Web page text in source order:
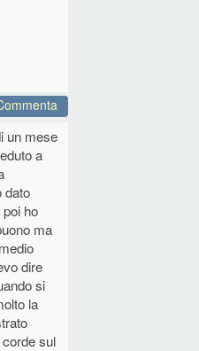
un mese
a
dato
ho
ma
dire
si
la
sul